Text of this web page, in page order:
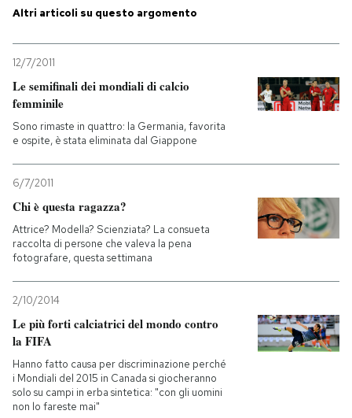
PODCAST
I MIEI PREFERITI
SHOP
AREA PERSONALE
Altri articoli su questo argomento
12/7/2011
Le semifinali dei mondiali di calcio
femminile
Sono rimaste in quattro: la Germania, favorita
e ospite, è stata eliminata dal Giappone
6/7/2011
Chi è questa ragazza?
Attrice? Modella? Scienziata? La consueta
raccolta di persone che valeva la pena
fotografare, questa settimana
2/10/2014
Le più forti calciatrici del mondo contro
la FIFA
Hanno fatto causa per discriminazione perché
i Mondiali del 2015 in Canada si giocheranno
solo su campi in erba sintetica: "con gli uomini
non lo fareste mai"